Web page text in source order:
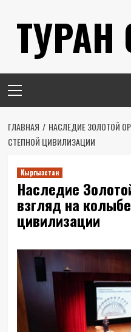
содержимому
меню
ГЛАВНАЯ
НАСЛЕДИЕ ЗОЛОТОЙ
СТЕПНОЙ ЦИВИЛИЗАЦИИ
Кыргызстан
Наследие
взгляд на
цивилизации